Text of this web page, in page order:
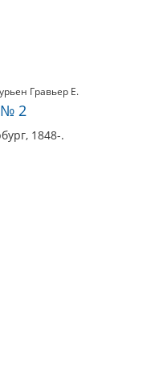
Гравьер Е.
№ 2
1848-.